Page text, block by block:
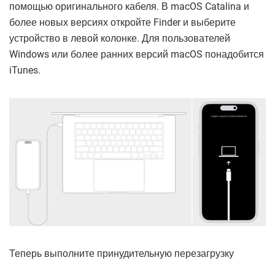
помощью оригинального кабеля. В macOS Catalina и
более новых версиях откройте Finder и выберите
устройство в левой колонке. Для пользователей
Windows или более ранних версий macOS понадобится
iTunes.
Теперь выполните принудительную перезагрузку